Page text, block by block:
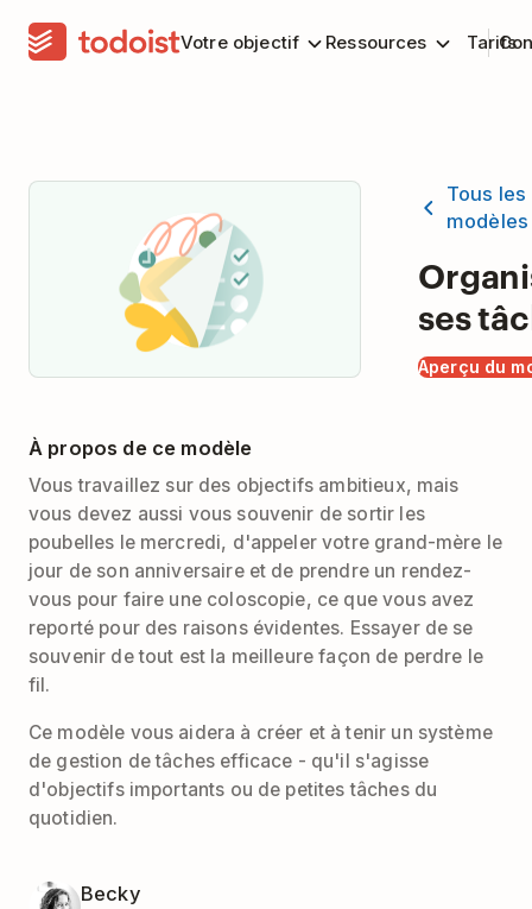
Votre objectif Ressources Tarifs
Tous les
modèles
ses
Aperçu du
À propos de ce modèle
Vous travaillez sur des objectifs ambitieux, mais
vous devez aussi vous souvenir de sortir les
poubelles le mercredi, d'appeler votre grand-mère le
jour de son anniversaire et de prendre un rendez-
vous pour faire une coloscopie, ce que vous avez
reporté pour des raisons évidentes. Essayer de se
souvenir de tout est la meilleure façon de perdre le
fil.
Ce modèle vous aidera à créer et à tenir un système
de gestion de tâches efficace - qu'il s'agisse
d'objectifs importants ou de petites tâches du
quotidien.
Becky